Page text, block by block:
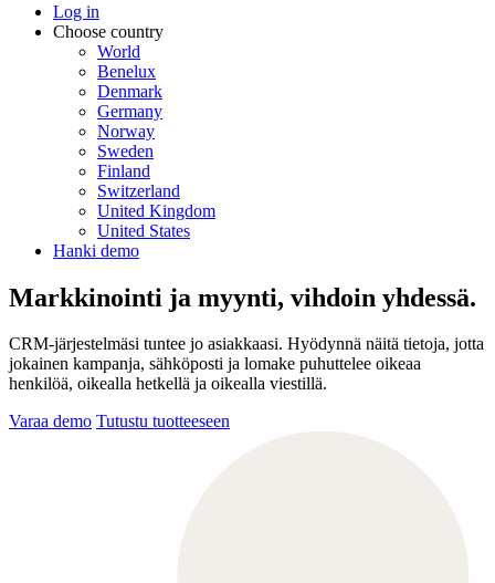
Log in
Choose country
World
Benelux
Denmark
Germany
Norway
Sweden
Finland
Switzerland
United Kingdom
United States
Hanki demo
Markkinointi ja myynti, vihdoin yhdessä.
CRM-järjestelmäsi tuntee jo asiakkaasi. Hyödynnä näitä tietoja, jotta
jokainen kampanja, sähköposti ja lomake puhuttelee oikeaa
henkilöä, oikealla hetkellä ja oikealla viestillä.
Varaa demo Tutustu tuotteeseen